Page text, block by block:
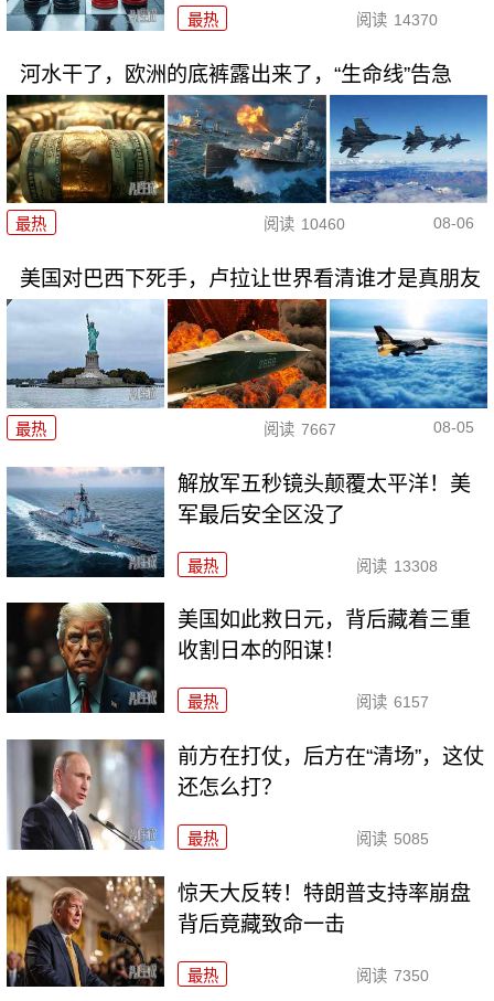
最热 阅读 14370
河水干了，欧洲的底裤露出来了，“生命线”告急
最热 阅读 10460 08-06
美国对巴西下死手，卢拉让世界看清谁才是真朋友
最热 阅读 7667 08-05
解放军五秒镜头颠覆太平洋！美
军最后安全区没了
最热 阅读 13308
美国如此救日元，背后藏着三重
收割日本的阳谋！
最热 阅读 6157
前方在打仗，后方在“清场”，这仗
还怎么打？
最热 阅读 5085
惊天大反转！特朗普支持率崩盘
背后竟藏致命一击
最热 阅读 7350